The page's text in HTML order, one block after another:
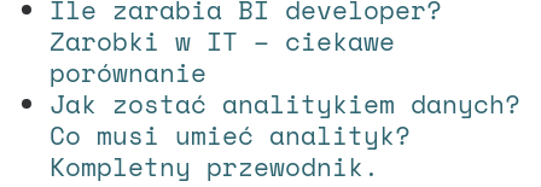
Ile zarabia BI developer?
Zarobki w IT – ciekawe
porównanie
Jak zostać analitykiem danych?
Co musi umieć analityk?
Kompletny przewodnik.